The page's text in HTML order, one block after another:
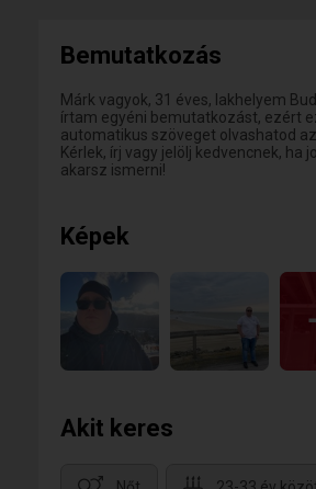
Bemutatkozás
Márk vagyok, 31 éves, lakhelyem
írtam egyéni bemutatkozást, ezért
automatikus szöveget olvashatod
Kérlek, írj vagy jelölj kedvencnek, ha
akarsz ismerni!
Képek
Akit keres